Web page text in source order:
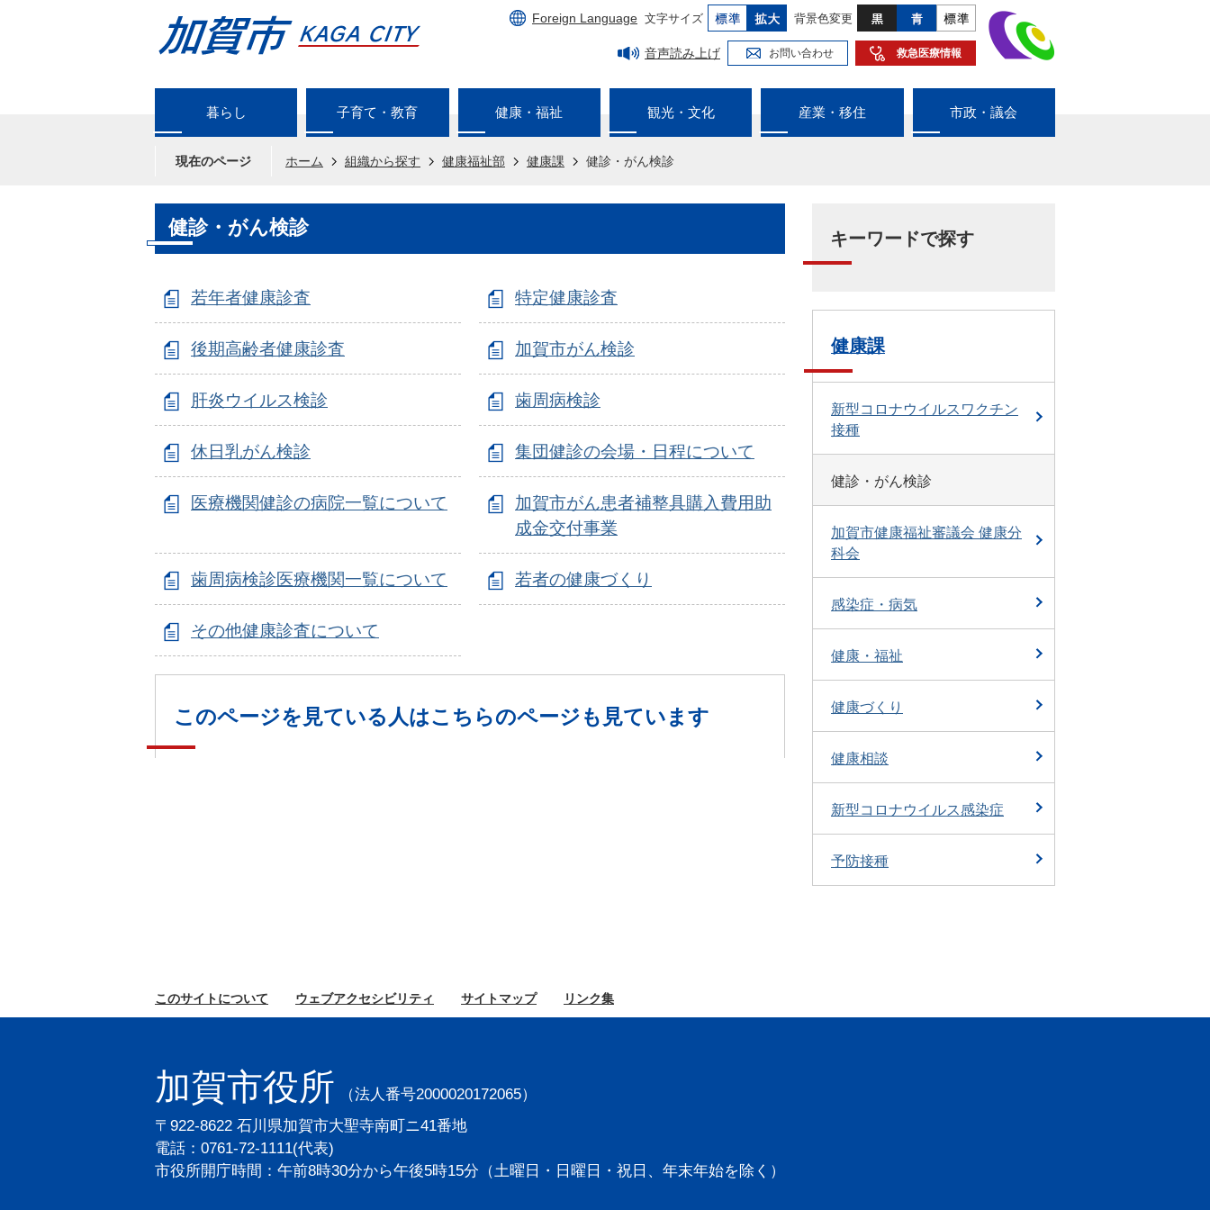
Foreign Language 文字サイズ 背景色変更
音声読み上げ お問い合わせ 救急医療情報
暮らし 子育て・教育 健康・福祉 観光・文化 産業・移住 市政・議会
現在のページ ホーム 組織から探す 健康福祉部 健康課 健診・がん検診
健診・がん検診
若年者健康診査 特定健康診査
後期高齢者健康診査 加賀市がん検診
肝炎ウイルス検診 歯周病検診
休日乳がん検診 集団健診の会場・日程について
医療機関健診の病院一覧について
加賀市がん患者補整具購入費用助
成金交付事業
歯周病検診医療機関一覧について 若者の健康づくり
その他健康診査について
このページを見ている人はこちらのページも見ています
キーワードで探す
健康課
新型コロナウイルスワクチン
接種
健診・がん検診
加賀市健康福祉審議会 健康分
科会
感染症・病気
健康・福祉
健康づくり
健康相談
新型コロナウイルス感染症
予防接種
このサイトについて ウェブアクセシビリティ サイトマップ リンク集
加賀市役所
（法人番号2000020172065）
〒922-8622 石川県加賀市大聖寺南町ニ41番地
電話：0761-72-1111(代表)
市役所開庁時間：午前8時30分から午後5時15分 （土曜日・日曜日・祝日、年末年始を除く）